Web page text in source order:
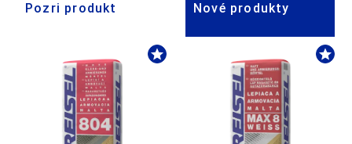
Pozri produkt Nové produkty